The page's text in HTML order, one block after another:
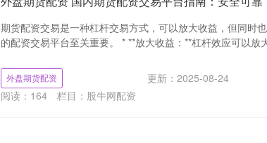
期货配资交易是一种杠杆交易方式，可以放大收益，但同时
的配资交易平台至关重要。 * **放大收益：**杠杆效应可以放
外盘期货配资 更新：2025-08-24
阅读： 164 栏目： 股牛网配资